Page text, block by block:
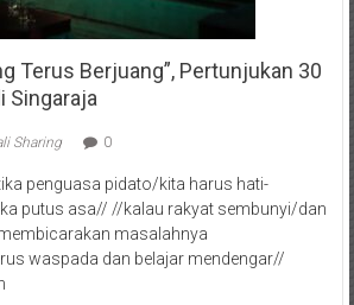
Terus Berjuang”, Pertunjukan 30
Singaraja
Sharing 0
penguasa pidato/kita harus hati-
putus asa// //kalau rakyat sembunyi/dan
masalahnya
waspada dan belajar mendengar//